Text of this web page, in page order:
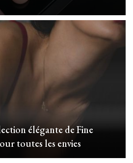
élégante de Fine
toutes les envies